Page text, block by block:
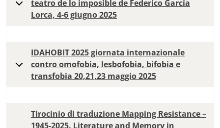
teatro de lo imposible de Federico García
Lorca, 4-6 giugno 2025
IDAHOBIT 2025 giornata internazionale
contro omofobia, lesbofobia, bifobia e
transfobia 20,21,23 maggio 2025
Tirocinio di traduzione Mapping Resistance –
1945-2025. Literature and Memory in